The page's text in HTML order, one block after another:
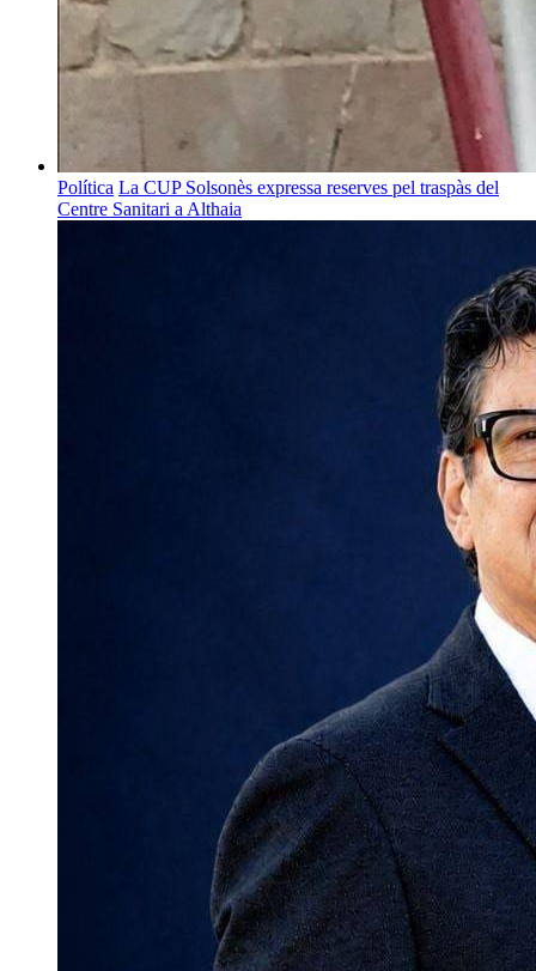
Política La CUP Solsonès expressa reserves pel traspàs del
Centre Sanitari a Althaia